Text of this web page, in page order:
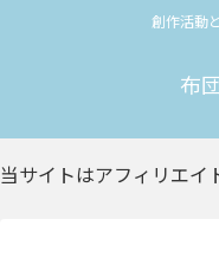
創作活動
布
当サイトはアフィリエイ